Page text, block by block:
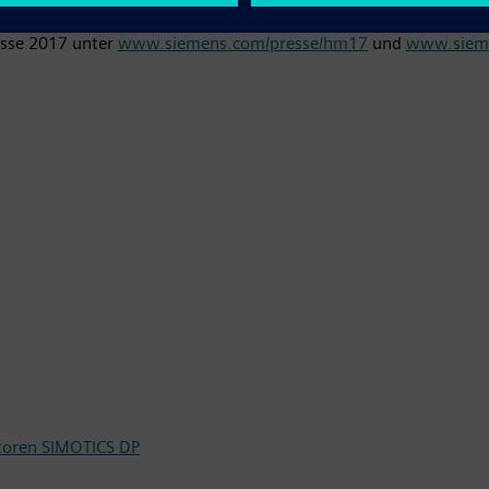
2017 unter www.siemens.com/presse/hm17 und
SIMOTICS DP